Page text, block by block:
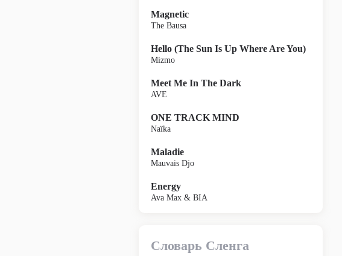
Magnetic
The Bausa
Hello (The Sun Is Up Where Are You)
Mizmo
Meet Me In The Dark
AVE
ONE TRACK MIND
Naïka
Maladie
Mauvais Djo
Energy
Ava Max & BIA
Словарь Сленга